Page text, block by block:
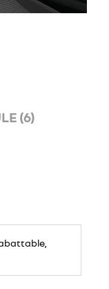
(6)